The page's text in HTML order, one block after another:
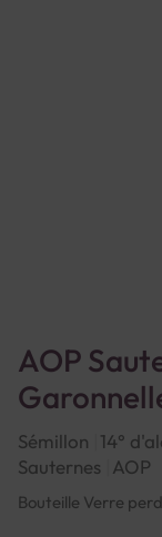
AOP
Sémillon 14°
Sauternes AOP
Bouteille Verre